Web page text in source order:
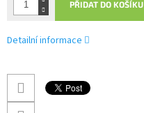
PŘIDAT DO KOŠÍKU
Detailní informace